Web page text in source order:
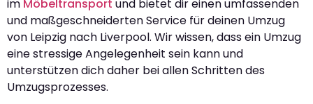
im Möbeltransport und bietet dir einen umfassenden
und maßgeschneiderten Service für deinen Umzug
von Leipzig nach Liverpool. Wir wissen, dass ein Umzug
eine stressige Angelegenheit sein kann und
unterstützen dich daher bei allen Schritten des
Umzugsprozesses.